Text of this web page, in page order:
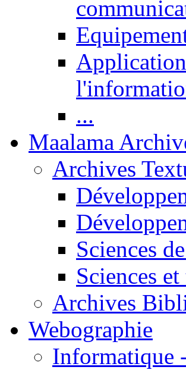
...
Maalama
Archives
Sciences
Sciences
Archives
Webographie
Informatique